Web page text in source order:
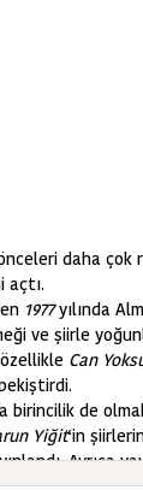
daha çok
açtı.
1977yılında
ve şiirle
Can
birincilik de
Yiğit‘in
Ayrıca